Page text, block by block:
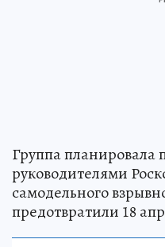
Группа планировала
руководителями
самодельного
предотвратили 18